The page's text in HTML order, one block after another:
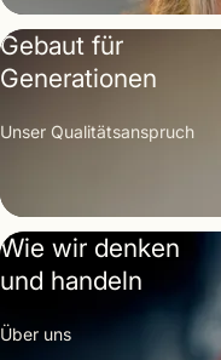
Gebaut für
Generationen
Unser Qualitäts­anspruch
Wie wir denken
und handeln
Über uns